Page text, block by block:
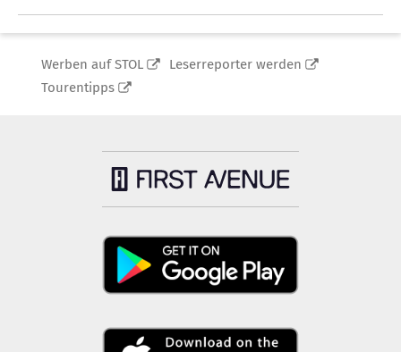
Werben auf STOL
Leserreporter werden
Tourentipps